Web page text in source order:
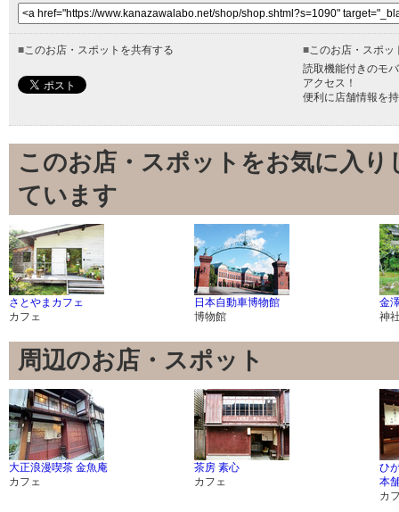
■このお店・スポットを共有する ■このお店・スポッ
読取機能付きのモ
アクセス！
便利に店舗情報を
このお店・スポットをお気に入
ています
さとやまカフェ
カフェ
日本自動車博物館
博物館
金
神
周辺のお店・スポット
大正浪漫喫茶 金魚庵
カフェ
茶房 素心
カフェ
ひ
本
カ